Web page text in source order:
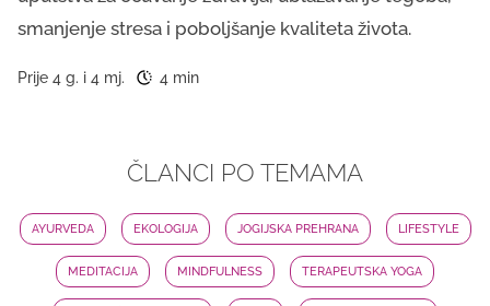
smanjenje stresa i poboljšanje kvaliteta života.
Prije 4 g. i 4 mj. 4 min
ČLANCI PO TEMAMA
AYURVEDA EKOLOGIJA JOGIJSKA PREHRANA LIFESTYLE
MEDITACIJA MINDFULNESS TERAPEUTSKA YOGA